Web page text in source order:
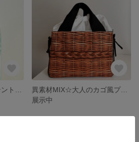
異素材MIX☆大人のカゴ風プリントバッグ
展示中